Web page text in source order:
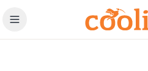
Zum Hauptinhalt springen